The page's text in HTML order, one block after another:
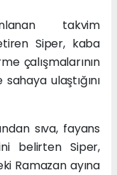
takvim
Siper, kaba
çalışmalarının
ulaştığını
sıva, fayans
belirten Siper,
Ramazan ayına